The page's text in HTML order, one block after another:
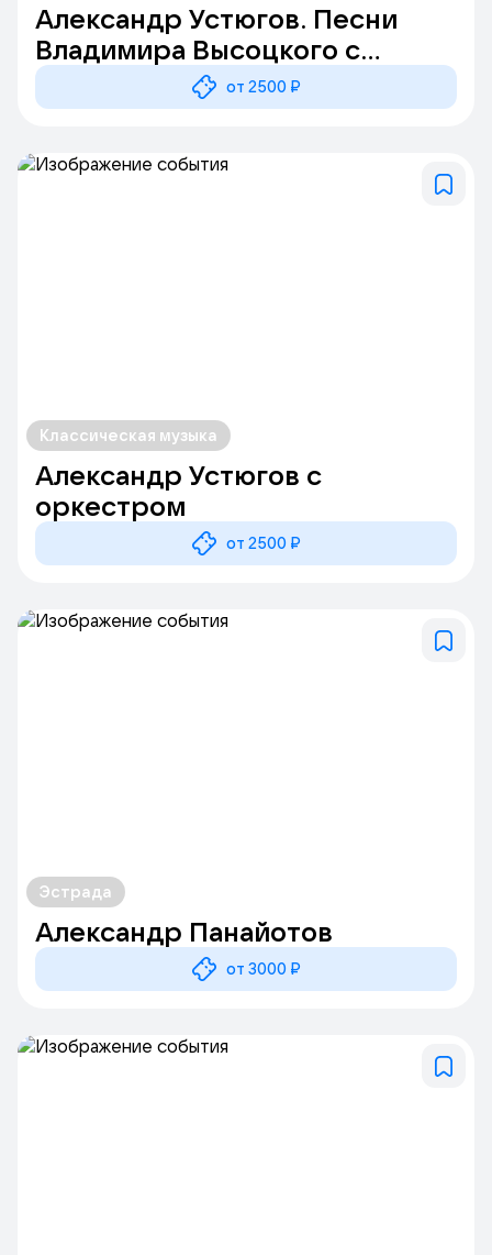
Александр Устюгов. Песни
Владимира Высоцкого с
оркестром
от 2500 ₽
Классическая музыка
Александр Устюгов с
оркестром
от 2500 ₽
Эстрада
Александр Панайотов
от 3000 ₽